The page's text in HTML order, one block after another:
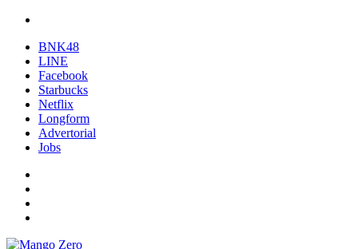
BNK48
LINE
Facebook
Starbucks
Netflix
Longform
Advertorial
Jobs